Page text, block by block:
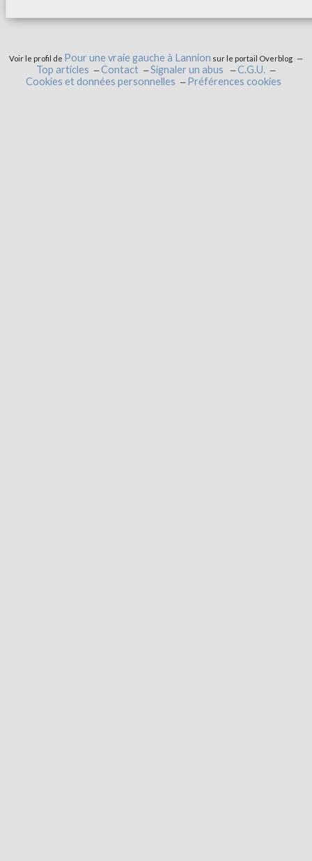
Voir le profil de Pour une vraie gauche à Lannion sur le portail Overblog
Top articles Contact Signaler un abus
C.G.U.
Cookies et données personnelles
Préférences cookies